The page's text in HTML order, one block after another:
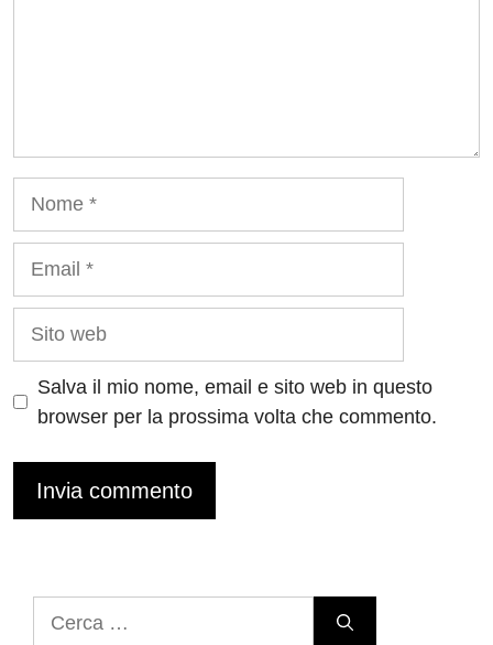
Salva il mio nome, email e sito web in questo
browser per la prossima volta che commento.